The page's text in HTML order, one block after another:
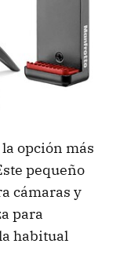
opción más
pequeño
cámaras y
para
habitual